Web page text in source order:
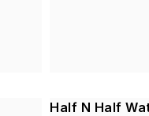
Half N Half